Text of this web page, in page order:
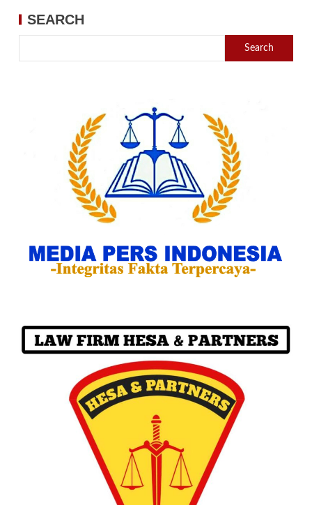
SEARCH
Search